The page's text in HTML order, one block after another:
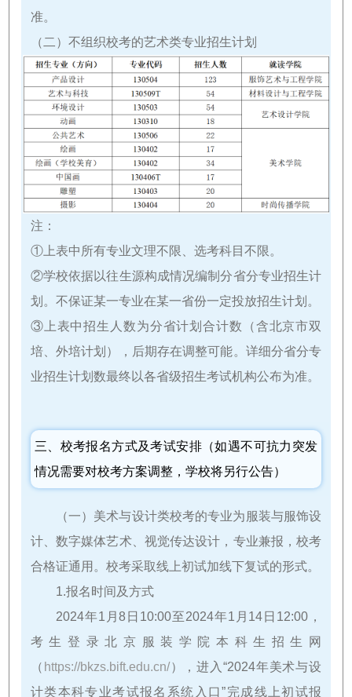
准。
（二）不组织校考的艺术类专业招生计划
注：
①上表中所有专业文理不限、选考科目不限。
②学校依据以往生源构成情况编制分省分专业招生计
划。不保证某一专业在某一省份一定投放招生计划。
③上表中招生人数为分省计划合计数（含北京市双
培、外培计划），后期存在调整可能。详细分省分专
业招生计划数最终以各省级招生考试机构公布为准。
三、校考报名方式及考试安排（如遇不可抗力突发
情况需要对校考方案调整，学校将另行公告）
（一）美术与设计类校考的专业为服装与服饰设
计、数字媒体艺术、视觉传达设计，专业兼报，校考
合格证通用。校考采取线上初试加线下复试的形式。
1.报名时间及方式
2024年1月8日10:00至2024年1月14日12:00，
考生登录北京服装学院本科生招生网
（ https://bkzs.bift.edu.cn/），进入“2024年美术与设
计类本科专业考试报名系统入口”完成线上初试报